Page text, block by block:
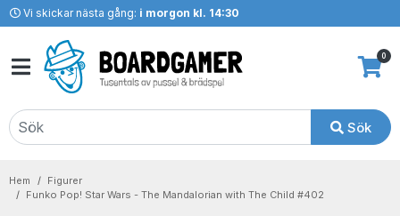
Vi skickar nästa gång: i morgon kl. 14:30
Sök
0
Hem
Figurer
Funko Pop! Star Wars - The Mandalorian with The Child #402